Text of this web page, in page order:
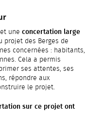
une concertation large
projet des Berges de
concernées : habitants,
Cela a permis
ses attentes, ses
répondre aux
le projet.
sur ce projet ont